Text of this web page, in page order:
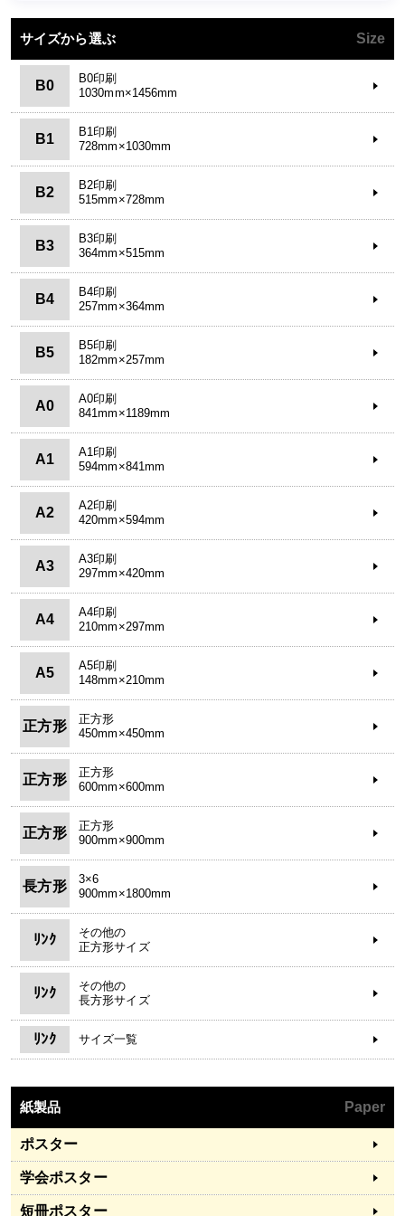
サイズから選ぶ Size
B0
B0印刷
1030mm×1456mm
B1
B1印刷
728mm×1030mm
B2
B2印刷
515mm×728mm
B3
B3印刷
364mm×515mm
B4
B4印刷
257mm×364mm
B5
B5印刷
182mm×257mm
A0
A0印刷
841mm×1189mm
A1
A1印刷
594mm×841mm
A2
A2印刷
420mm×594mm
A3
A3印刷
297mm×420mm
A4
A4印刷
210mm×297mm
A5
A5印刷
148mm×210mm
正方形
正方形
450mm×450mm
正方形
正方形
600mm×600mm
正方形
正方形
900mm×900mm
長方形
3×6
900mm×1800mm
ﾘﾝｸ
その他の
正方形サイズ
ﾘﾝｸ
その他の
長方形サイズ
ﾘﾝｸ サイズ一覧
紙製品 Paper
ポスター
学会ポスター
短冊ポスター